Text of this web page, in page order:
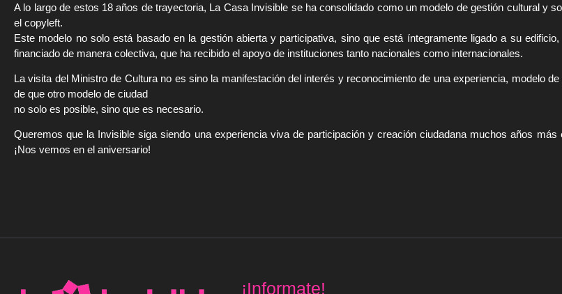
A lo largo de estos 18 años de trayectoria, La Casa Invisible se ha consolidado como un modelo de gestión cultural y
el copyleft.
Este modelo no solo está basado en la gestión abierta y participativa, sino que está íntegramente ligado a su
financiado de manera colectiva, que ha recibido el apoyo de instituciones tanto nacionales como internacionales.
La visita del Ministro de Cultura no es sino la manifestación del interés y reconocimiento de una experiencia, modelo
de que otro modelo de ciudad
no solo es posible, sino que es necesario.
Queremos que la Invisible siga siendo una experiencia viva de participación y creación ciudadana muchos años
¡Nos vemos en el aniversario!
¡Informate!